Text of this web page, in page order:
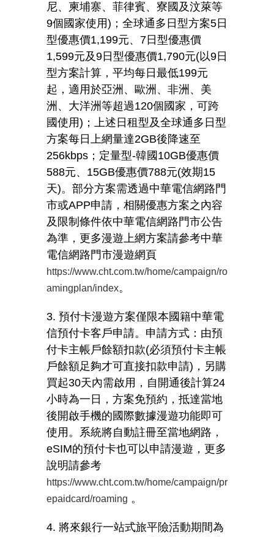
尼、柬埔寨、菲律賓、寮國及汶萊等
9個國家使用) ；全球通多日型方案5 日
型優惠價1,199元、 7 日型優惠價
1,599元及9 日型優惠價1,790元(以9 日
型方案計算，平均每日最低199元
起，適用於亞洲、歐洲、非洲、美
洲、大洋洲等超過120個國家，可跨
國使用) ；上述日租型及全球通多日型
方案每日上網量達2GB後降速至
256kbps ；定量型-韓國 10GB優惠價
588元、 15GB優惠價788元(效期15
天)。部分方案需透過中華電信網路門
市或APP申請，相關優惠方案之內容
及限制條件依中華電信網路門市公告
為準，更多漫遊上網方案請參考中華
電信網路門市漫遊網頁
https://www.cht.com.tw/home/campaign/ro
amingplan/index。
3. 預付卡漫遊方案僅限本國籍中華電
信預付卡客戶申請。申請方式：由預
付卡主帳戶餘額扣款(必須預付卡主帳
戶餘額足夠才可直接扣款申請) ，另購
買起30天內需啟用，自開通後計算24
小時為一日，方案免預約，抵達當地
後開啟手機的國際數據漫遊功能即可
使用。系統將自動註冊至當地網路，
eSIM的預付卡也可以申請漫遊，更多
說明請參考
https://www.cht.com.tw/home/campaign/pr
epaidcard/roaming 。
4. 將來銀行一站式旅平險活動期間為